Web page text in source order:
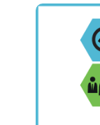
facilmente,
rischio di